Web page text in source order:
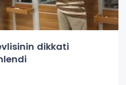
dikkati
önlendi